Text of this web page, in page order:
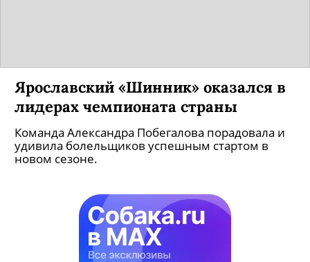
Ярославский «Шинник» оказался в
лидерах чемпионата страны
Команда Александра Побегалова порадовала и
удивила болельщиков успешным стартом в
новом сезоне.